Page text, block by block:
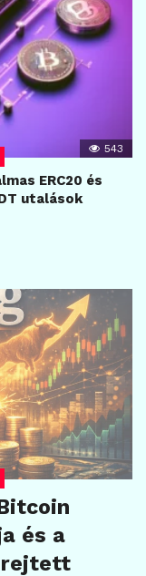
543
ERC20 és
utalások
és a
rejtett